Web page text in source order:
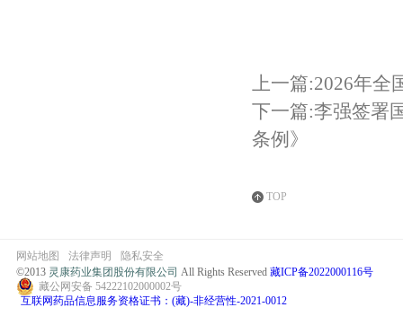
上一篇:2026年全
下一篇:李强签署
条例》
TOP
网站地图 法律声明
隐私安全
©2013 灵康药业集团股份有限公司 All Rights Reserved 藏ICP备2022000116号
藏公网安备 54222102000002号
互联网药品信息服务资格证书：(藏)-非经营性-2021-0012